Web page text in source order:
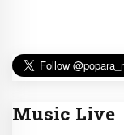
Music Live